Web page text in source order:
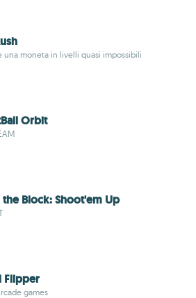
una moneta in livelli quasi impossibili
Orbit
Block: Shoot'em Up
Flipper
games